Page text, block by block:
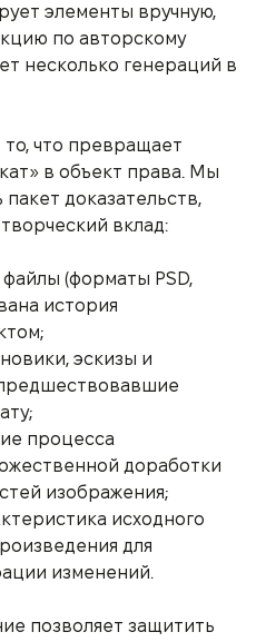
элементы вручную,
по авторскому
несколько генераций в
что превращает
в объект права. Мы
доказательств,
вклад:
(форматы PSD,
история
эскизы и
процесса
доработки
изображения;
исходного
для
изменений.
позволяет защитить